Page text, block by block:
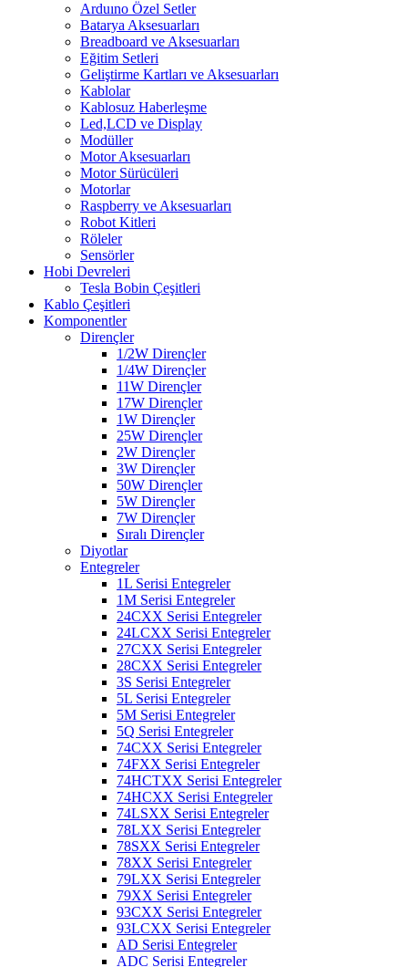
Arduıno Özel Setler
Batarya Aksesuarları
Breadboard ve Aksesuarları
Eğitim Setleri
Geliştirme Kartları ve Aksesuarları
Kablolar
Kablosuz Haberleşme
Led,LCD ve Display
Modüller
Motor Aksesuarları
Motor Sürücüleri
Motorlar
Raspberry ve Aksesuarları
Robot Kitleri
Röleler
Sensörler
Hobi Devreleri
Tesla Bobin Çeşitleri
Kablo Çeşitleri
Komponentler
Dirençler
1/2W Dirençler
1/4W Dirençler
11W Dirençler
17W Dirençler
1W Dirençler
25W Dirençler
2W Dirençler
3W Dirençler
50W Dirençler
5W Dirençler
7W Dirençler
Sıralı Dirençler
Diyotlar
Entegreler
1L Serisi Entegreler
1M Serisi Entegreler
24CXX Serisi Entegreler
24LCXX Serisi Entegreler
27CXX Serisi Entegreler
28CXX Serisi Entegreler
3S Serisi Entegreler
5L Serisi Entegreler
5M Serisi Entegreler
5Q Serisi Entegreler
74CXX Serisi Entegreler
74FXX Serisi Entegreler
74HCTXX Serisi Entegreler
74HCXX Serisi Entegreler
74LSXX Serisi Entegreler
78LXX Serisi Entegreler
78SXX Serisi Entegreler
78XX Serisi Entegreler
79LXX Serisi Entegreler
79XX Serisi Entegreler
93CXX Serisi Entegreler
93LCXX Serisi Entegreler
AD Serisi Entegreler
ADC Serisi Entegreler